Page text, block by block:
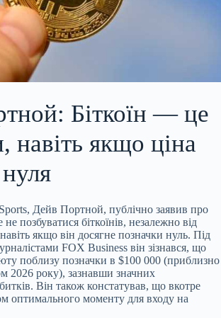
Біткоїн — це
навіть якщо ціна
Дейв Портной, публічно заявив про
позбуватися біткоїнів, незалежно від
якщо він досягне позначки нуль. Під
FOX Business він зізнався, що
поблизу позначки в $100 000 (приблизно
2026 року), зазнавши значних
Він також констатував, що вкотре
оптимального моменту для входу на